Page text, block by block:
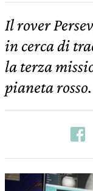
Il rover
in cerca di
la terza
pianeta rosso.